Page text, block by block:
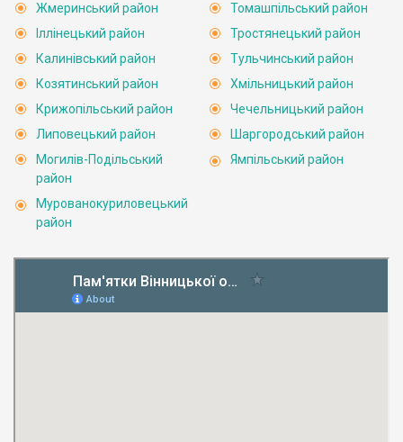
Жмеринський район
Іллінецький район
Калинівський район
Козятинський район
Крижопільський район
Липовецький район
Могилів-Подільський
район
Мурованокуриловецький
район
Томашпільський район
Тростянецький район
Тульчинський район
Хмільницький район
Чечельницький район
Шаргородський район
Ямпільський район